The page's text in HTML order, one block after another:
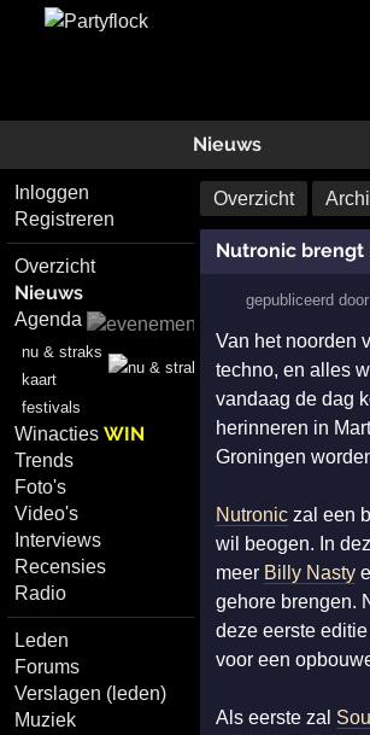
Nieuws
Inloggen
Registreren
Overzicht
Nieuws
Agenda
nu & straks
kaart
festivals
WinactiesWIN
Trends
Foto's
Video's
Interviews
Recensies
Radio
Leden
Forums
Verslagen (leden)
Muziek
Overzicht
Nutronic brengt
gepubliceerd door
Van het noorden
techno, en alles
vandaag de dag
herinneren in
Groningen
Nutroniczal een
wil beogen. In
meer Billy Nasty
gehore brengen.
deze eerste
voor een
Als eerste zal